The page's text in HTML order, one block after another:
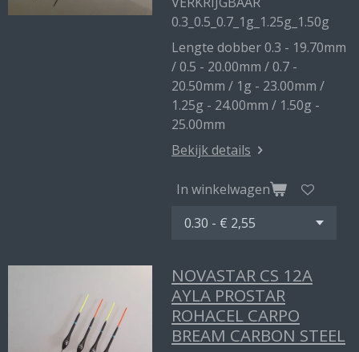
0.3_0.5_0.7_1g_1.25g_1.50g
Lengte dobber 0.3 - 19.70mm
/ 0.5 - 20.00mm / 0.7 -
20.50mm / 1g - 23.00mm /
1.25g - 24.00mm / 1.50g -
25.00mm
Bekijk details
In winkelwagen
NOVASTAR CS 12A
AYLA PROSTAR
ROHACEL CARPO
BREAM CARBON STEEL